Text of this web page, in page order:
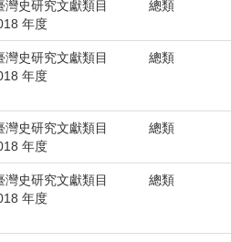
灣史研究文獻類目
年度
總類
灣史研究文獻類目
年度
總類
灣史研究文獻類目
年度
總類
灣史研究文獻類目
年度
總類